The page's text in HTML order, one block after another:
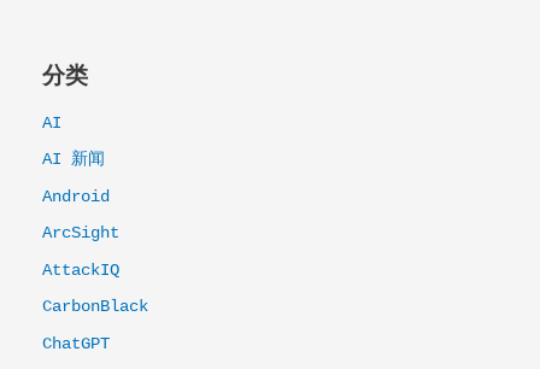
分类
AI
AI 新闻
Android
ArcSight
AttackIQ
CarbonBlack
ChatGPT